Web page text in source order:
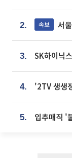
2. 속보 서
3.
4.
5. 입추매직 '